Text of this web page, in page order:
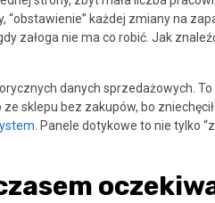
“obstawienie” każdej zmiany na
załoga nie ma co robić. Jak
danych sprzedażowych.
sklepu bez zakupów, bo
. Panele dotykowe to nie tylko